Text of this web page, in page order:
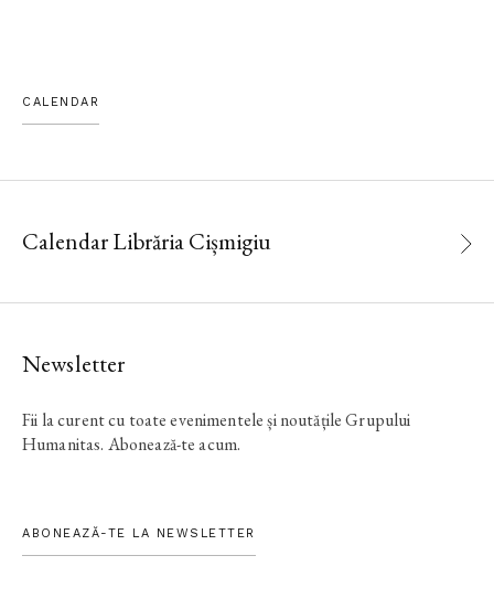
CALENDAR
Calendar Librăria Cișmigiu
Newsletter
Fii la curent cu toate evenimentele și noutățile Grupului
Humanitas. Abonează-te acum.
ABONEAZĂ-TE LA NEWSLETTER